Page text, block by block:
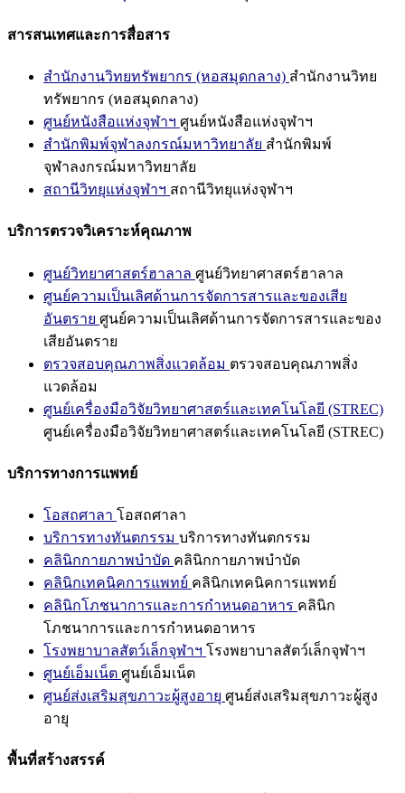
สารสนเทศและการสื่อสาร
สำนักงานวิทยทรัพยากร (หอสมุดกลาง) สำนักงานวิทย
ทรัพยากร (หอสมุดกลาง)
ศูนย์หนังสือแห่งจุฬาฯ ศูนย์หนังสือแห่งจุฬาฯ
สำนักพิมพ์จุฬาลงกรณ์มหาวิทยาลัย สำนักพิมพ์
จุฬาลงกรณ์มหาวิทยาลัย
สถานีวิทยุแห่งจุฬาฯ สถานีวิทยุแห่งจุฬาฯ
บริการตรวจวิเคราะห์คุณภาพ
ศูนย์วิทยาศาสตร์ฮาลาล ศูนย์วิทยาศาสตร์ฮาลาล
ศูนย์ความเป็นเลิศด้านการจัดการสารและของเสีย
อันตราย ศูนย์ความเป็นเลิศด้านการจัดการสารและของ
เสียอันตราย
ตรวจสอบคุณภาพสิ่งแวดล้อม ตรวจสอบคุณภาพสิ่ง
แวดล้อม
ศูนย์เครื่องมือวิจัยวิทยาศาสตร์และเทคโนโลยี (STREC)
ศูนย์เครื่องมือวิจัยวิทยาศาสตร์และเทคโนโลยี (STREC)
บริการทางการแพทย์
โอสถศาลา โอสถศาลา
บริการทางทันตกรรม บริการทางทันตกรรม
คลินิกกายภาพบำบัด คลินิกกายภาพบำบัด
คลินิกเทคนิคการแพทย์ คลินิกเทคนิคการแพทย์
คลินิกโภชนาการและการกำหนดอาหาร คลินิก
โภชนาการและการกำหนดอาหาร
โรงพยาบาลสัตว์เล็กจุฬาฯ โรงพยาบาลสัตว์เล็กจุฬาฯ
ศูนย์เอ็มเน็ต ศูนย์เอ็มเน็ต
ศูนย์ส่งเสริมสุขภาวะผู้สูงอายุ ศูนย์ส่งเสริมสุขภาวะผู้สูง
อายุ
พื้นที่สร้างสรรค์